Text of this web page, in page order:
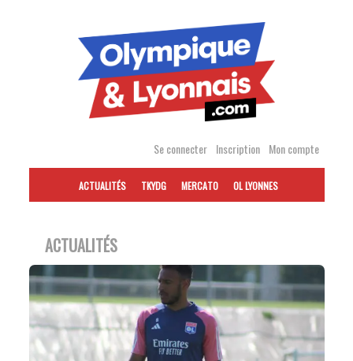
Se connecter Inscription Mon compte
ACTUALITÉS TKYDG MERCATO OL LYONNES
ACTUALITÉS